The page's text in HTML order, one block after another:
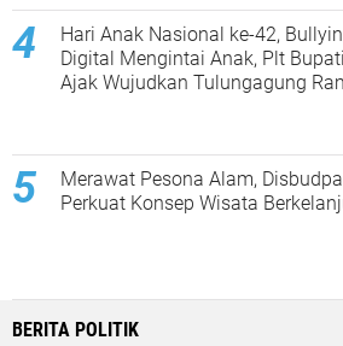
Hari Anak Nasional ke-42,
Digital Mengintai Anak, Plt
Ajak Wujudkan Tulungagung
Merawat Pesona Alam,
Perkuat Konsep Wisata
BERITA POLITIK